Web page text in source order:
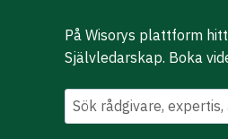
På Wisorys plattform
Självledarskap. Boka